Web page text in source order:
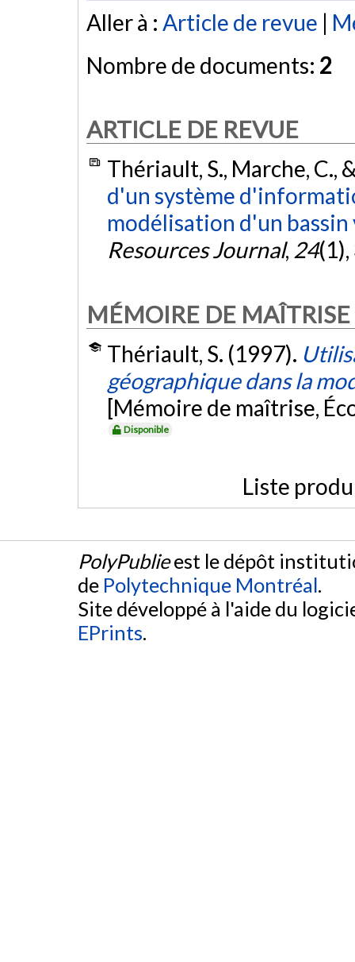
Aller à : Article de revue |
Nombre de documents: 2
ARTICLE DE REVUE
Thériault, S., Marche, C.,
d'un système
modélisation d'un bassin
Resources Journal, 24
MÉMOIRE DE MAÎTRISE
Thériault, S. (1997).
géographique dans la
[Mémoire de maîtrise,
Disponible
Liste
PolyPublieest le dépôt
de Polytechnique Montréal.
Site développé à l'aide du
EPrints.